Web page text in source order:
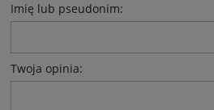
Imię lub pseudonim:
Twoja opinia: